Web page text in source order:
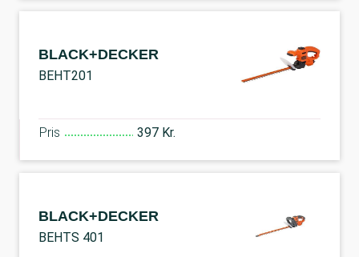
BLACK+DECKER
BEHT201
Pris 397 Kr.
BLACK+DECKER
BEHTS 401